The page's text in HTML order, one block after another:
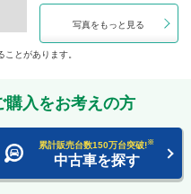
写真をもっと見る
とがあります。
購入をお考えの方
累計販売台数150万台突破!※
中古車を探す